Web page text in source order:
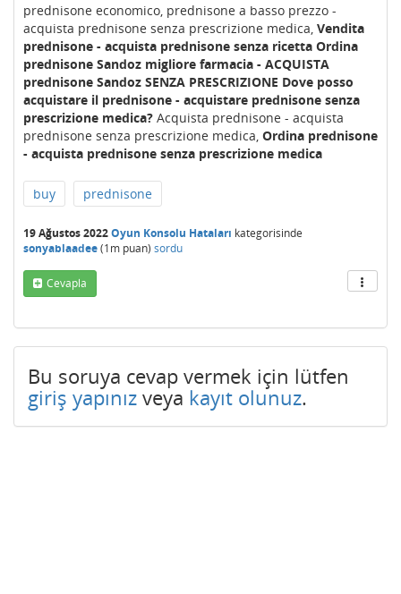
prednisone economico, prednisone a basso prezzo -
acquista prednisone senza prescrizione medica, Vendita
prednisone - acquista prednisone senza ricetta Ordina
prednisone Sandoz migliore farmacia - ACQUISTA
prednisone Sandoz SENZA PRESCRIZIONE Dove posso
acquistare il prednisone - acquistare prednisone senza
prescrizione medica? Acquista prednisone - acquista
prednisone senza prescrizione medica, Ordina prednisone
- acquista prednisone senza prescrizione medica
buy prednisone
19 Ağustos 2022Oyun Konsolu Hataları kategorisinde
sonyablaadee(1m puan) sordu
Cevapla
Bu soruya cevap vermek için lütfen
giriş yapınız veya kayıt olunuz.